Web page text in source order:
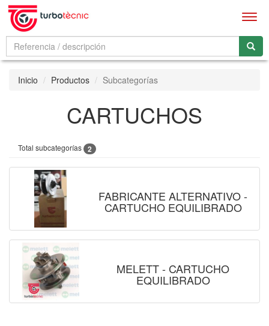
Inicio Productos Subcategorías
CARTUCHOS
Total subcategorías 2
FABRICANTE ALTERNATIVO -
CARTUCHO EQUILIBRADO
MELETT - CARTUCHO
EQUILIBRADO